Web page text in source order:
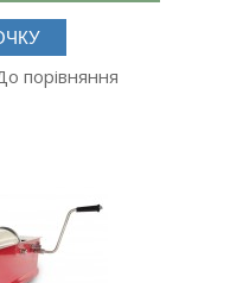
порівняння